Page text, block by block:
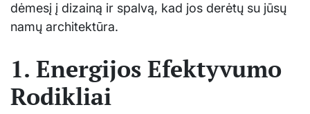
dėmesį į dizainą ir spalvą, kad jos derėtų su jūsų
namų architektūra.
1. Energijos Efektyvumo
Rodikliai